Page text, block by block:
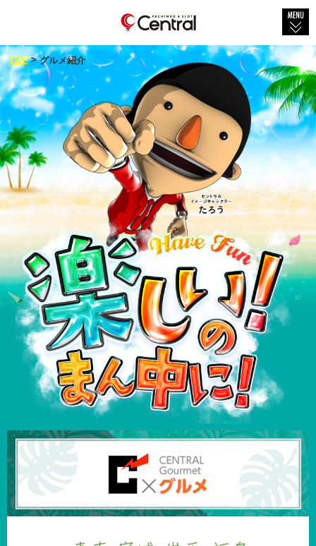
TOP
会社概要
店舗紹介
社会貢献
セントラル×グルメ
新台情報
物件紹介
採用情報
TOP>グルメ紹介